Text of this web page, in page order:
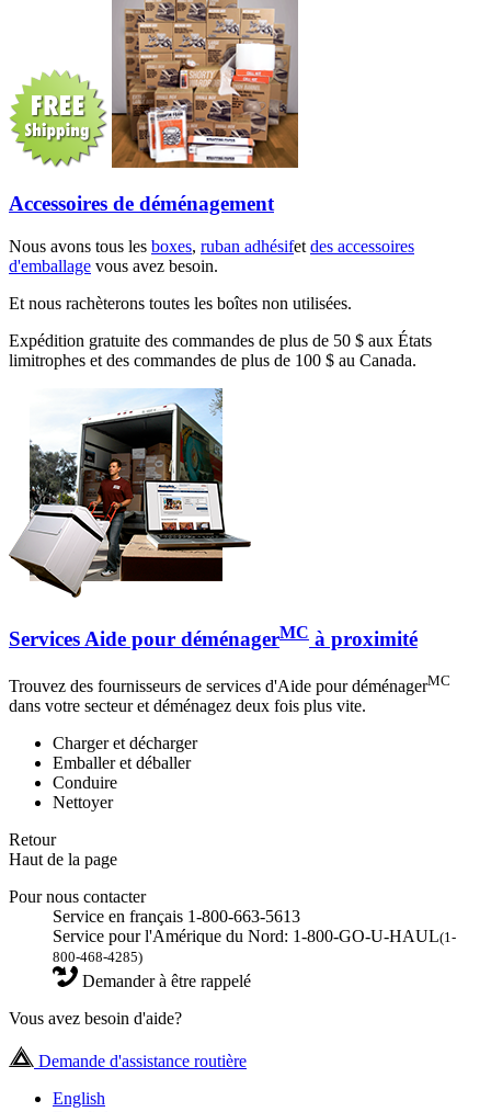
Accessoires de déménagement
Nous avons tous les boxes, ruban adhésifet des accessoires
d'emballage vous avez besoin.
Et nous rachèterons toutes les boîtes non utilisées.
Expédition gratuite des commandes de plus de 50 $ aux États
limitrophes et des commandes de plus de 100 $ au Canada.
Services Aide pour déménagerMC à proximité
Trouvez des fournisseurs de services d'Aide pour déménagerMC
dans votre secteur et déménagez deux fois plus vite.
Charger et décharger
Emballer et déballer
Conduire
Nettoyer
Retour
Haut de la page
Pour nous contacter
Service en français 1-800-663-5613
Service pour l'Amérique du Nord: 1-800-GO-U-HAUL(1-
800-468-4285)
Demander à être rappelé
Vous avez besoin d'aide?
Demande d'assistance routière
English